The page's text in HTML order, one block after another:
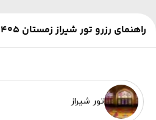
راهنمای رزرو تور شیراز زمستان 1405 نهال گشت
تور شیراز